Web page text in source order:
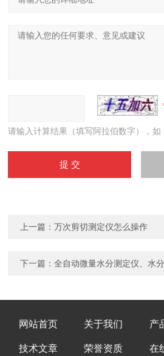
请输入计算结果（填写阿拉伯数字），如
上一篇：万次剪切测定仪怎么操作
下一篇：全自动微量水分测定仪、水
网站首页 关于我们 产
技术文章 荣誉资质 在